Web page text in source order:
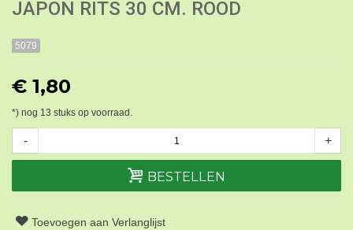
JAPON RITS 30 CM. ROOD
5079
€ 1,80
*) nog 13 stuks op voorraad.
- +
BESTELLEN
Toevoegen aan Verlanglijst